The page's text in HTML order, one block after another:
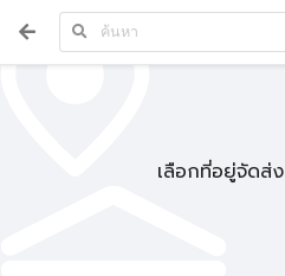
เลือกที่อยู่จัดส่ง